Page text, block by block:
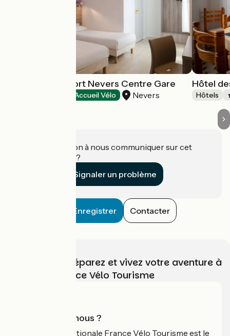
Brit Hôtel Confort Nevers Centre Gare
Accueil Vélo Nevers
Hôtel
Hôtels
Une information à nous communiquer sur cet
établissement ?
Signaler un problème
Enregistrer Contacter
Choisissez, préparez et vivez votre aventure à
vélo avec France Vélo Tourisme
Qui sommes-nous ?
L'association nationale France Vélo Tourisme est le